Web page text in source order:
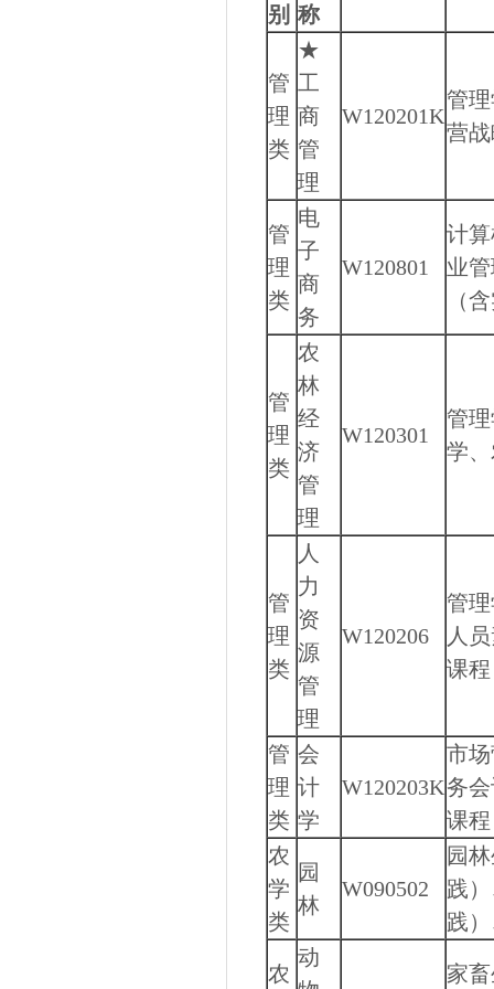
别 称
管
理
类
★
工
商
管
理
W120201K
管
营
管
理
类
电
子
商
务
W120801
计
业
（
管
理
类
农
林
经
济
管
理
W120301
管
学
管
理
类
人
力
资
源
管
理
W120206
管
人
课程
管
理
类
会
计
学
W120203K
市
务
课程
农
学
类
园
林
W090502
园
践
践
农
动
家